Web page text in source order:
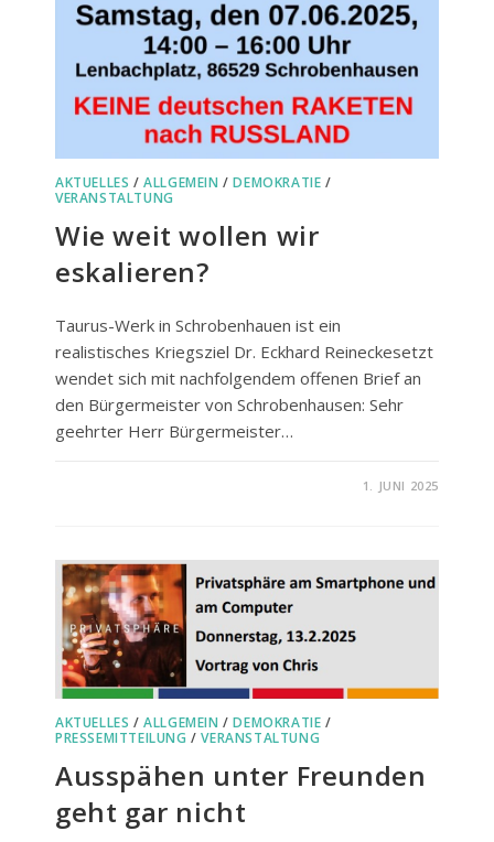
AKTUELLES /ALLGEMEIN /DEMOKRATIE /
VERANSTALTUNG
Wie weit wollen wir
eskalieren?
Taurus-Werk in Schrobenhauen ist ein
realistisches Kriegsziel Dr. Eckhard Reineckesetzt
wendet sich mit nachfolgendem offenen Brief an
den Bürgermeister von Schrobenhausen: Sehr
geehrter Herr Bürgermeister…
ESKALIEREN?
1. JUNI 2025
AKTUELLES /ALLGEMEIN /DEMOKRATIE /
PRESSEMITTEILUNG /VERANSTALTUNG
Ausspähen unter Freunden
geht gar nicht